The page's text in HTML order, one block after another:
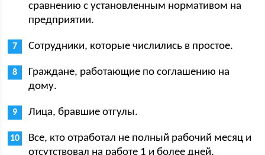
сравнению с установленным нормативом на
предприятии.
Сотрудники, которые числились в простое.
Граждане, работающие по соглашению на
дому.
Лица, бравшие отгулы.
Все, кто отработал не полный рабочий месяц и
отсутствовал на работе 1 и более дней.